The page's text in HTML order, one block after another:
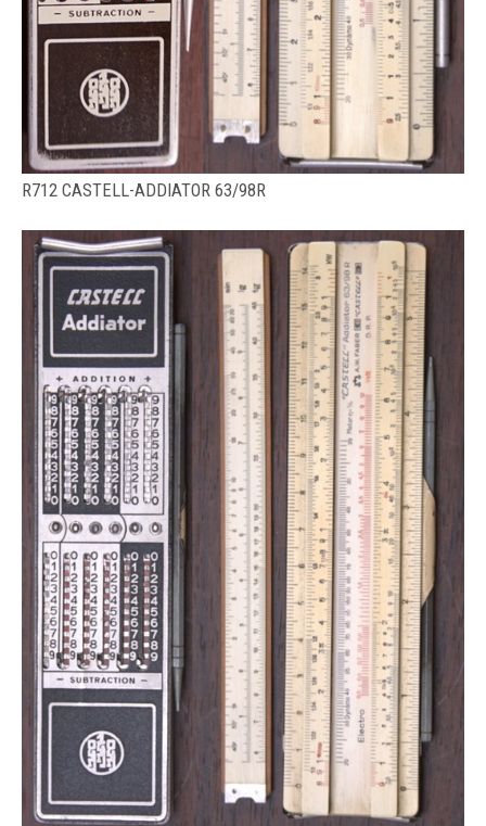
R712 CASTELL-ADDIATOR 63/98R